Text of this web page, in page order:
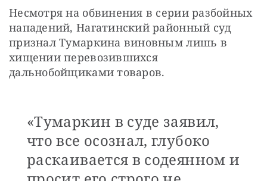
Несмотря на обвинения в серии разбойных
нападений, Нагатинский районный суд
признал Тумаркина виновным лишь в
хищении перевозившихся
дальнобойщиками товаров.
«Тумаркин в суде заявил,
что все осознал, глубоко
раскаивается в содеянном и